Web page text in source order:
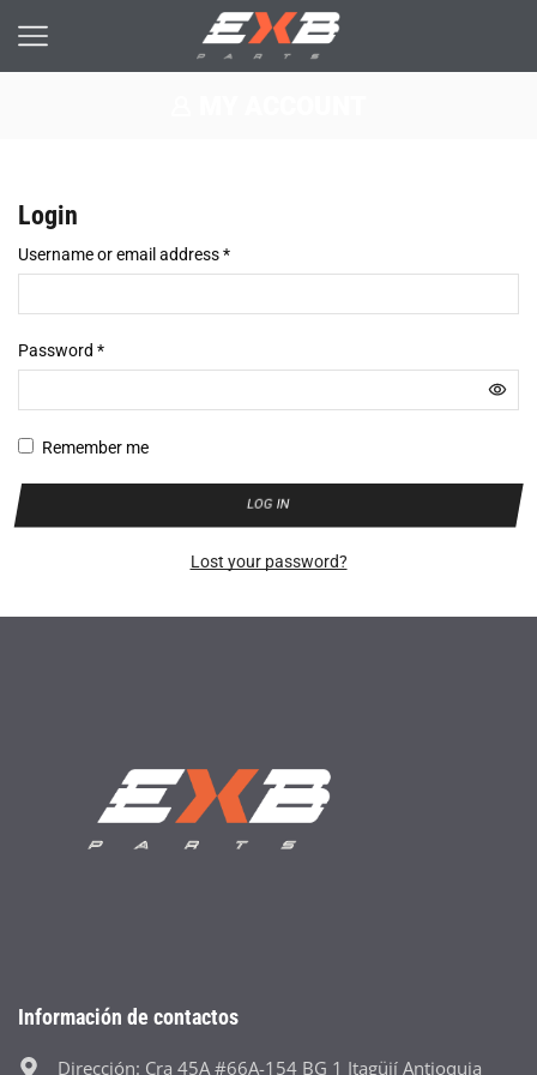
Login
Username or email address*
Password *
Remember me
LOG IN
Lost your password?
Información de contactos
Dirección: Cra 45A #66A-154 BG 1 Itagüií Antioquia